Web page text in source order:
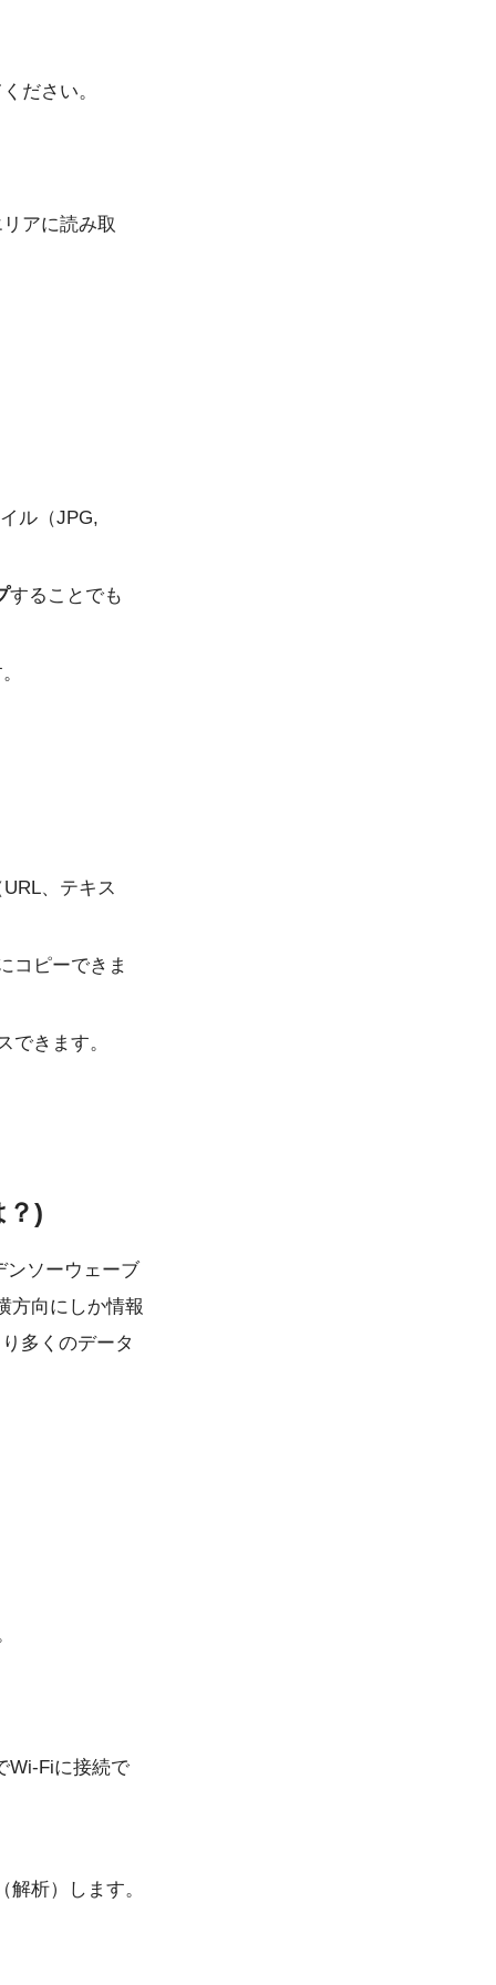
ださい。
アに読み取
ル（JPG,
することでも
、テキス
コピーできま
きます。
？)
ンソーウェーブ
方向にしか情報
多くのデータ
Wi-Fiに接続で
析）します。